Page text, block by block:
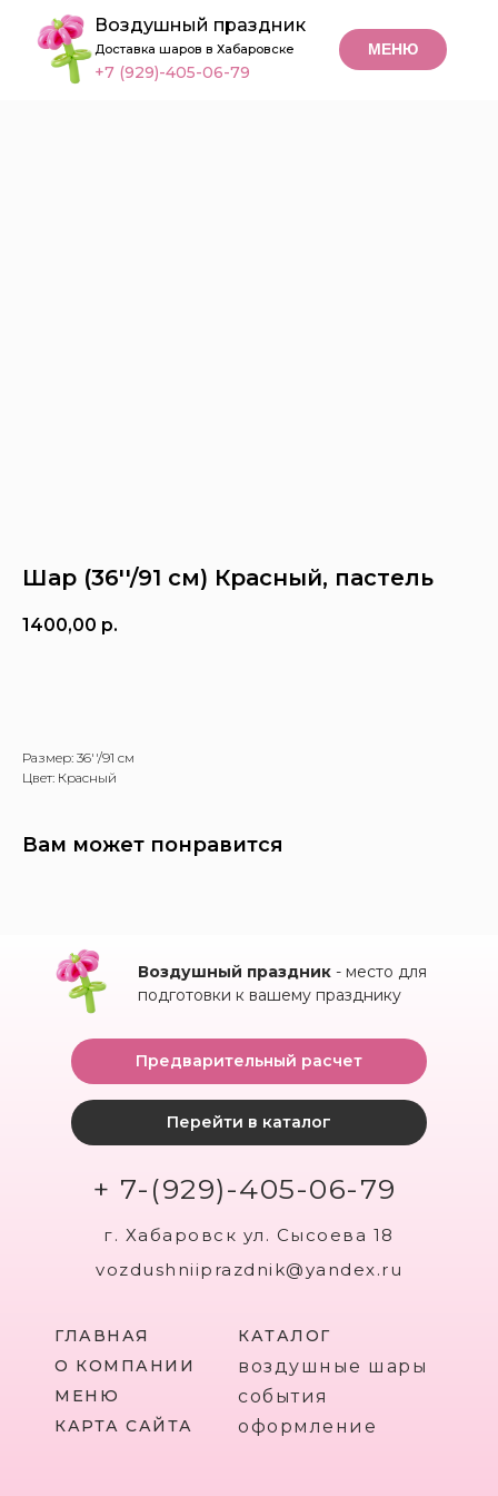
МЕНЮ
Воздушный праздник
Доставка шаров в Хабаровске
+7 (929)-405-06-79
Шар (36''/91 см) Красный, пастель
1400,00 р.
Размер: 36''/91 см
Цвет: Красный
Вам может понравится
Воздушный праздник - место для
подготовки к вашему празднику
ГЛАВНАЯ
Перейти в каталог
Предварительный расчет
+ 7-(929)-405-06-79
г. Хабаровск ул. Сысоева 18
vozdushniiprazdnik@yandex.ru
О КОМПАНИИ
КАРТА САЙТА
МЕНЮ
КАТАЛОГ
воздушные шары
события
оформление